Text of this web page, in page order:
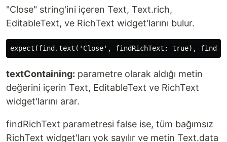
"Close" string'ini içeren Text, Text.rich,
EditableText, ve RichText widget'larını bulur.
textContaining: parametre olarak aldığı metin
değerini içerin Text, EditableText ve RichText
widget'larını arar.
findRichText parametresi false ise, tüm bağımsız
RichText widget'ları yok sayılır ve metin Text.data